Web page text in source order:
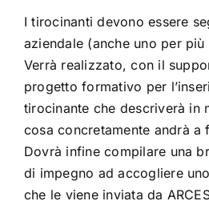
I tirocinanti devono essere
aziendale (anche uno per
Verrà realizzato, con il
progetto formativo per
tirocinante che descriverà in
cosa concretamente andrà a
Dovrà infine compilare una
di impegno ad accogliere
che le viene inviata da